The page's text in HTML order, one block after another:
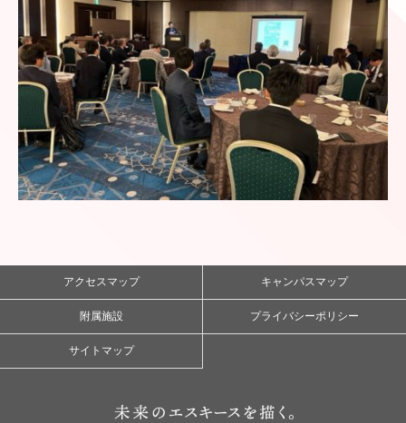
アクセスマップ キャンパスマップ
附属施設 プライバシーポリシー
サイトマップ